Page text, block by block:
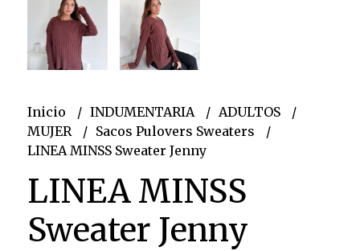
Inicio INDUMENTARIA
ADULTOS
MUJER
Sacos Pulovers Sweaters
LINEA MINSS Sweater Jenny
LINEA MINSS
Sweater Jenny